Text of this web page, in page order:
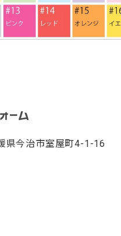
県今治市室屋町4-1-16